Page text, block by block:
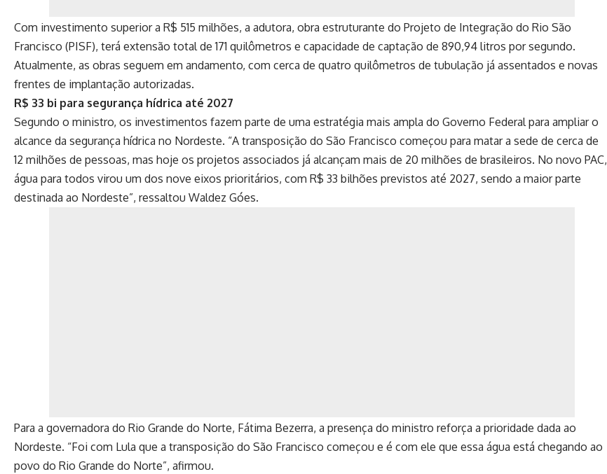
Com investimento superior a R$ 515 milhões, a adutora, obra estruturante do Projeto de Integração do Rio São
Francisco (PISF), terá extensão total de 171 quilômetros e capacidade de captação de 890,94 litros por segundo.
Atualmente, as obras seguem em andamento, com cerca de quatro quilômetros de tubulação já assentados e novas
frentes de implantação autorizadas.
R$ 33 bi para segurança hídrica até 2027
Segundo o ministro, os investimentos fazem parte de uma estratégia mais ampla do Governo Federal para ampliar o
alcance da segurança hídrica no Nordeste. “A transposição do São Francisco começou para matar a sede de cerca de
12 milhões de pessoas, mas hoje os projetos associados já alcançam mais de 20 milhões de brasileiros. No novo PAC,
água para todos virou um dos nove eixos prioritários, com R$ 33 bilhões previstos até 2027, sendo a maior parte
destinada ao Nordeste”, ressaltou Waldez Góes.
Para a governadora do Rio Grande do Norte, Fátima Bezerra, a presença do ministro reforça a prioridade dada ao
Nordeste. “Foi com Lula que a transposição do São Francisco começou e é com ele que essa água está chegando ao
povo do Rio Grande do Norte”, afirmou.